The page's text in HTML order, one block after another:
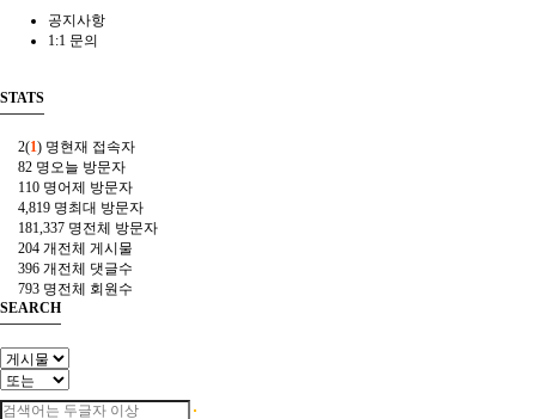
공지사항
1:1 문의
STATS
2(1) 명현재 접속자
82 명오늘 방문자
110 명어제 방문자
4,819 명최대 방문자
181,337 명전체 방문자
204 개 전체 게시물
396 개 전체 댓글수
793 명전체 회원수
SEARCH